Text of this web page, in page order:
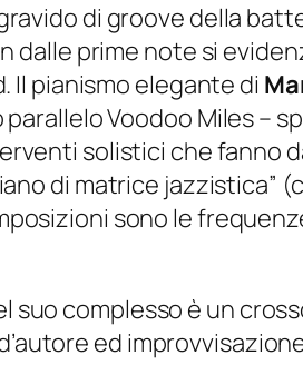
di groove della
dalle prime note si
Il pianismo elegante di
Voodoo Miles –
solistici che fanno
di matrice jazzistica”
sono le
suo complesso è un
ed